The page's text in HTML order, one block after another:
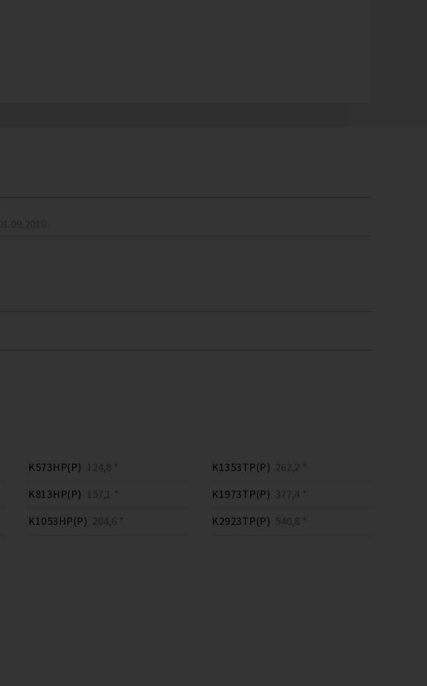
K573HP(P) 124,8 *
K813HP(P) 157,1 *
K1053HP(P) 204,6 *
K1353TP(P) 262,2 *
K1973TP(P) 377,4 *
K2923TP(P) 540,8 *